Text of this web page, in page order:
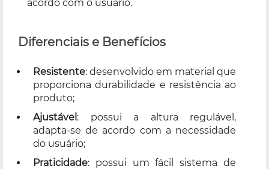
acordo com o usuário.
Diferenciais e Benefícios
Resistente: desenvolvido em material que
proporciona durabilidade e resistência ao
produto;
Ajustável : possui a altura regulável,
adapta-se de acordo com a necessidade
do usuário;
Praticidade: possui um fácil sistema de